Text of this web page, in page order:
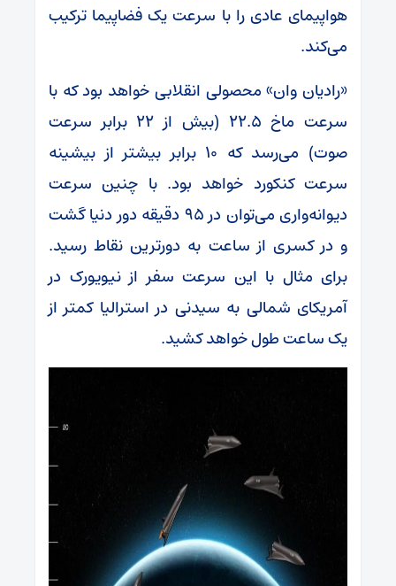
هواپیمای عادی را با سرعت یک فضاپیما ترکیب
می‌کند.
«رادیان وان» محصولی انقلابی خواهد بود که با
سرعت ماخ ۲۲.۵ (بیش از ۲۲ برابر سرعت
صوت) می‌رسد که ۱۰ برابر بیشتر از بیشینه
سرعت کنکورد خواهد بود. با چنین سرعت
دیوانه‌واری می‌توان در ۹۵ دقیقه دور دنیا گشت
و در کسری از ساعت به دورترین نقاط رسید.
برای مثال با این سرعت سفر از نیویورک در
آمریکای شمالی به سیدنی در استرالیا کمتر از
یک ساعت طول خواهد کشید.